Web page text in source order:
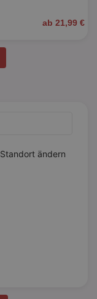
ab 21,99 €